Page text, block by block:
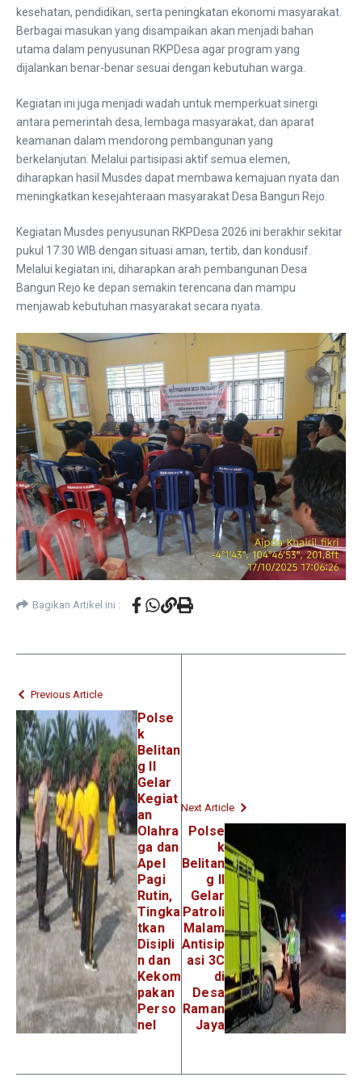
kesehatan, pendidikan, serta peningkatan ekonomi masyarakat.
Berbagai masukan yang disampaikan akan menjadi bahan
utama dalam penyusunan RKPDesa agar program yang
dijalankan benar-benar sesuai dengan kebutuhan warga.
Kegiatan ini juga menjadi wadah untuk memperkuat sinergi
antara pemerintah desa, lembaga masyarakat, dan aparat
keamanan dalam mendorong pembangunan yang
berkelanjutan. Melalui partisipasi aktif semua elemen,
diharapkan hasil Musdes dapat membawa kemajuan nyata dan
meningkatkan kesejahteraan masyarakat Desa Bangun Rejo.
Kegiatan Musdes penyusunan RKPDesa 2026 ini berakhir sekitar
pukul 17.30 WIB dengan situasi aman, tertib, dan kondusif.
Melalui kegiatan ini, diharapkan arah pembangunan Desa
Bangun Rejo ke depan semakin terencana dan mampu
menjawab kebutuhan masyarakat secara nyata.
Bagikan Artikel ini :
Previous Article
Polse
k
Belitan
g II
Gelar
Kegiat
an
Olahra
ga dan
Apel
Pagi
Rutin,
Tingka
tkan
Disipli
n dan
Kekom
pakan
Perso
nel
Next Article
Polse
k
Belitan
g II
Gelar
Patroli
Malam
Antisip
asi 3C
di
Desa
Raman
Jaya